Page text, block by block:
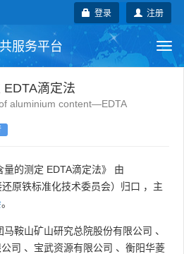
注册
登录
服务平台
行业标准滴定法
aluminium content—EDTA
量的测定 EDTA滴定法》 由
还原铁标准化技术委员会）归口 ，主
。
马鞍山矿山研究总院股份有限公司 、
司 、 宝武资源有限公司 、 衡阳华菱